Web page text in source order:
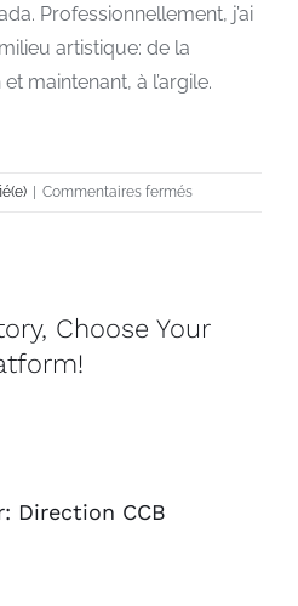
Professionnellement, j’ai
artistique: de la
maintenant, à l’argile.
| Commentaires ferméssur
Choose Your
Direction CCB